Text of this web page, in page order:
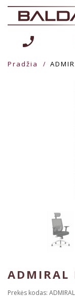
Pradžia
Prekės kodas: ADMIRAL